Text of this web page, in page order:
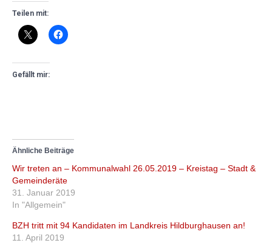
Teilen mit:
Gefällt mir:
Ähnliche Beiträge
Wir treten an – Kommunalwahl 26.05.2019 – Kreistag – Stadt &
Gemeinderäte
31. Januar 2019
In "Allgemein"
BZH tritt mit 94 Kandidaten im Landkreis Hildburghausen an!
11. April 2019